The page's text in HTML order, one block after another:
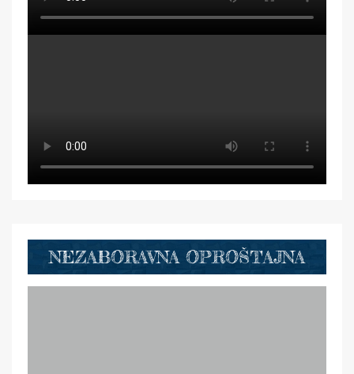
NEZABORAVNA OPROŠTAJNA